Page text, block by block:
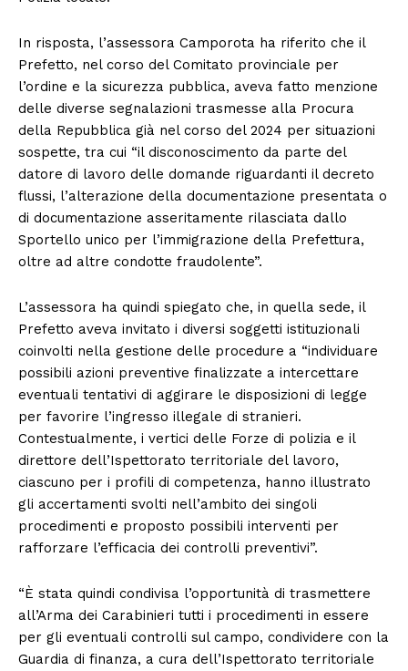
In risposta, l’assessora Camporota ha riferito che il
Prefetto, nel corso del Comitato provinciale per
l’ordine e la sicurezza pubblica, aveva fatto menzione
delle diverse segnalazioni trasmesse alla Procura
della Repubblica già nel corso del 2024 per situazioni
sospette, tra cui “il disconoscimento da parte del
datore di lavoro delle domande riguardanti il decreto
flussi, l’alterazione della documentazione presentata o
di documentazione asseritamente rilasciata dallo
Sportello unico per l’immigrazione della Prefettura,
oltre ad altre condotte fraudolente”.
L’assessora ha quindi spiegato che, in quella sede, il
Prefetto aveva invitato i diversi soggetti istituzionali
coinvolti nella gestione delle procedure a “individuare
possibili azioni preventive finalizzate a intercettare
eventuali tentativi di aggirare le disposizioni di legge
per favorire l’ingresso illegale di stranieri.
Contestualmente, i vertici delle Forze di polizia e il
direttore dell’Ispettorato territoriale del lavoro,
ciascuno per i profili di competenza, hanno illustrato
gli accertamenti svolti nell’ambito dei singoli
procedimenti e proposto possibili interventi per
rafforzare l’efficacia dei controlli preventivi”.
“È stata quindi condivisa l’opportunità di trasmettere
all’Arma dei Carabinieri tutti i procedimenti in essere
per gli eventuali controlli sul campo, condividere con la
Guardia di finanza, a cura dell’Ispettorato territoriale